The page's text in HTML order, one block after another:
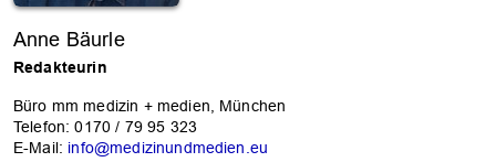
Anne Bäurle
Redakteurin
Büro mm medizin + medien, München
Telefon: 0170 / 79 95 323
E-Mail: info@medizinundmedien.eu